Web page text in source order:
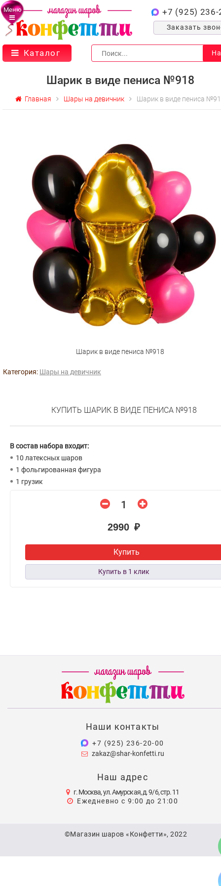
Меню +7 (925) 236-
Заказать
Каталог
Шарик в виде пениса №918
Главная Шары на девичник Шарик в виде пениса
Шарик в виде пениса №918
Категория: Шары на девичник
КУПИТЬ ШАРИК В ВИДЕ ПЕНИСА №918
В состав набора входит:
10 латексных шаров
1 фольгированная фигура
1 грузик
2990 ₽
Купить
Наши контакты
+7 (925) 236-20-00
zakaz@shar-konfetti.ru
Наш адрес
г. Москва, ул. Амурская, д. 9/6, стр. 11
Ежедневно с 9:00 до 21:00
©Магазин шаров «Конфетти», 2022